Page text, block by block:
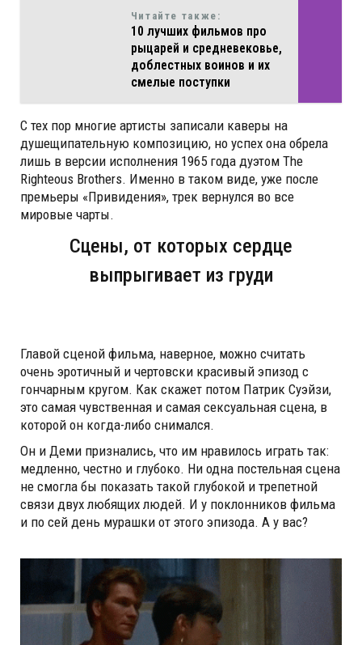
Читайте также:
10 лучших фильмов про
рыцарей и средневековье,
доблестных воинов и их
смелые поступки
С тех пор многие артисты записали каверы на
душещипательную композицию, но успех она обрела
лишь в версии исполнения 1965 года дуэтом The
Righteous Brothers. Именно в таком виде, уже после
премьеры «Привидения», трек вернулся во все
мировые чарты.
Сцены, от которых сердце
выпрыгивает из груди
Главой сценой фильма, наверное, можно считать
очень эротичный и чертовски красивый эпизод с
гончарным кругом. Как скажет потом Патрик Суэйзи,
это самая чувственная и самая сексуальная сцена, в
которой он когда-либо снимался.
Он и Деми признались, что им нравилось играть так:
медленно, честно и глубоко. Ни одна постельная сцена
не смогла бы показать такой глубокой и трепетной
связи двух любящих людей. И у поклонников фильма
и по сей день мурашки от этого эпизода. А у вас?